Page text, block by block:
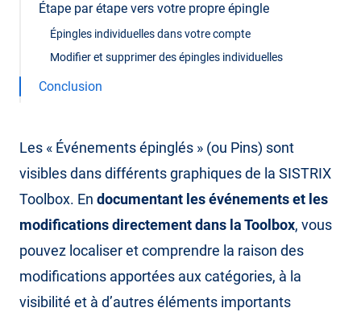
Étape par étape vers votre propre épingle
Épingles individuelles dans votre compte
Modifier et supprimer des épingles individuelles
Conclusion
Les « Événements épinglés » (ou Pins) sont
visibles dans différents graphiques de la SISTRIX
Toolbox. En documentant les événements et les
modifications directement dans la Toolbox, vous
pouvez localiser et comprendre la raison des
modifications apportées aux catégories, à la
visibilité et à d’autres éléments importants